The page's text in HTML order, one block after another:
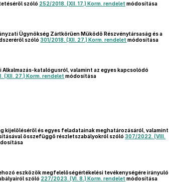
szóló 252/2018. (XII. 17.) Korm. rendelet módosítása
Ügynökség Zártkörűen Működő Részvénytársaság és a
szóló301/2018. (XII. 27.) Korm. rendelet módosítása
katalógusról, valamint az egyes kapcsolódó
(XII. 27.) Korm. rendelet módosítása
kijelöléséről és egyes feladatainak meghatározásáról, valamint
összefüggő részletszabályokról szóló 307/2022. (VIII.
eszközök megfelelőségértékelési tevékenységére irányuló
szóló 227/2023. (VI. 8.) Korm. rendelet módosítása